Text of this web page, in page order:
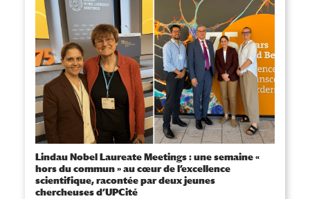
Lindau Nobel Laureate Meetings : une semaine «
hors du commun » au cœur de l’excellence
scientifique, racontée par deux jeunes
chercheuses d’UPCité